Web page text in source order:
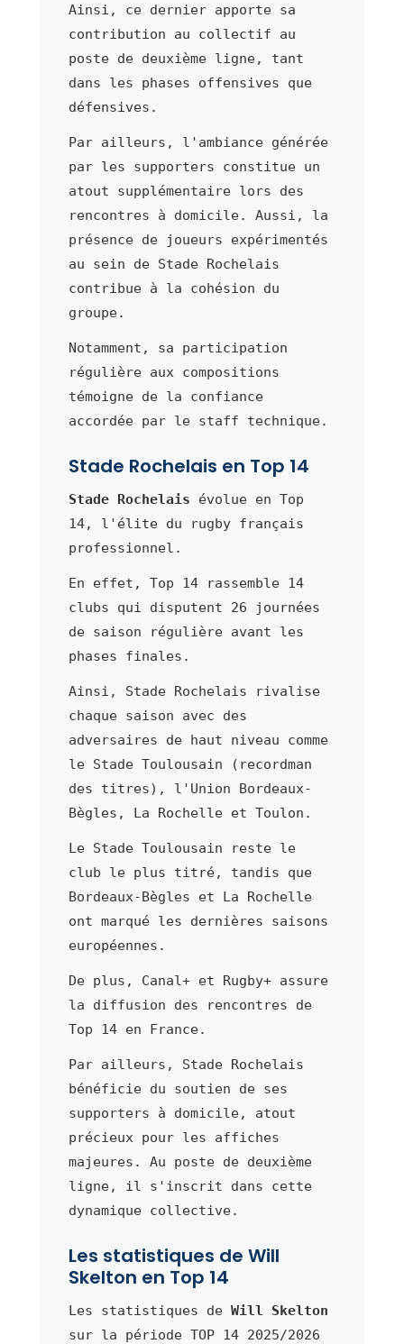
Ainsi, ce dernier apporte sa
contribution au collectif au
poste de deuxième ligne, tant
dans les phases offensives que
défensives.
Par ailleurs, l'ambiance générée
par les supporters constitue un
atout supplémentaire lors des
rencontres à domicile. Aussi, la
présence de joueurs expérimentés
au sein de Stade Rochelais
contribue à la cohésion du
groupe.
Notamment, sa participation
régulière aux compositions
témoigne de la confiance
accordée par le staff technique.
Stade Rochelais en Top 14
Stade Rochelais évolue en Top
14, l'élite du rugby français
professionnel.
En effet, Top 14 rassemble 14
clubs qui disputent 26 journées
de saison régulière avant les
phases finales.
Ainsi, Stade Rochelais rivalise
chaque saison avec des
adversaires de haut niveau comme
le Stade Toulousain (recordman
des titres), l'Union Bordeaux-
Bègles, La Rochelle et Toulon.
Le Stade Toulousain reste le
club le plus titré, tandis que
Bordeaux-Bègles et La Rochelle
ont marqué les dernières saisons
européennes.
De plus, Canal+ et Rugby+ assure
la diffusion des rencontres de
Top 14 en France.
Par ailleurs, Stade Rochelais
bénéficie du soutien de ses
supporters à domicile, atout
précieux pour les affiches
majeures. Au poste de deuxième
ligne, il s'inscrit dans cette
dynamique collective.
Les statistiques de Will
Skelton en Top 14
Les statistiques de Will Skelton
sur la période TOP 14 2025/2026